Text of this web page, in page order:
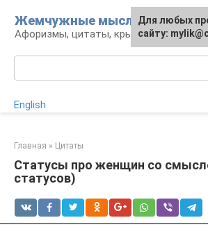
контенту
Жемчужные мысли
Афоризмы, цитаты, крылатые фразы
English
Главная » Цитаты
Статусы про женщин со
статусов)
Для любых
сайту: